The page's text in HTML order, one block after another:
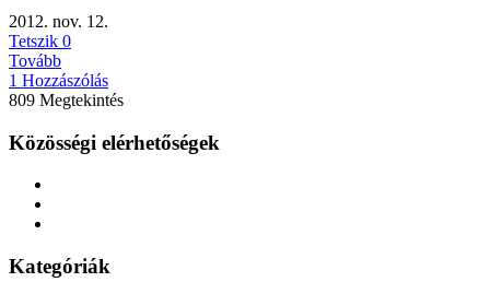
2012. nov. 12.
Tetszik 0
Tovább
1 Hozzászólás
809 Megtekintés
Közösségi elérhetőségek
Kategóriák